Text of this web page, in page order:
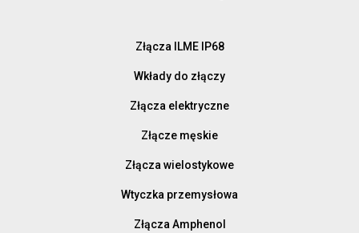
Złącza ILME IP68
Wkłady do złączy
Złącza elektryczne
Złącze męskie
Złącza wielostykowe
Wtyczka przemysłowa
Złącza Amphenol